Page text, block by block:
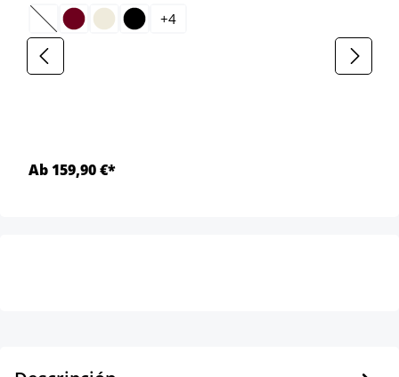
(Esta opción no está disponible en este momento.)
+4
Ab 159,90 €*